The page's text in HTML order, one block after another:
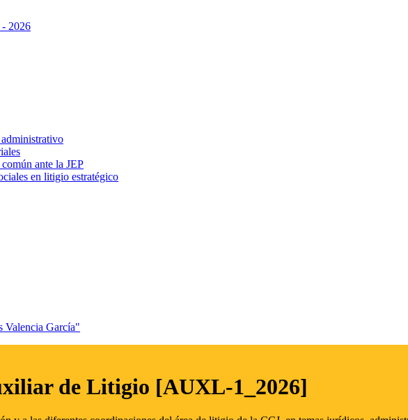
- 2026
ante la JEP
en litigio estratégico
Valencia García"
de Litigio [AUXL-1_2026]